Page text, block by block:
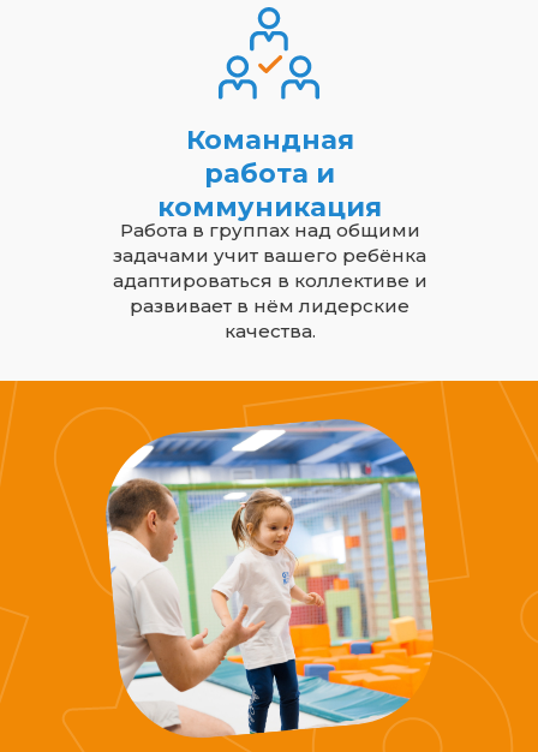
Командная
работа и
коммуникация
Работа в группах над общими
задачами учит вашего ребёнка
адаптироваться в коллективе и
развивает в нём лидерские
качества.